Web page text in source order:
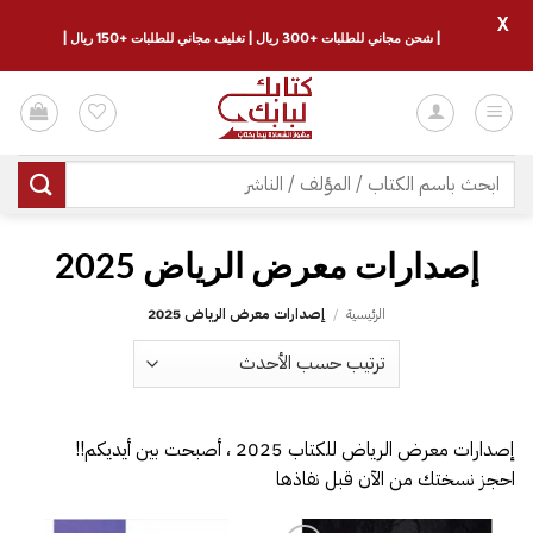
للمحتوى
البحث
عن:
إصدارات معرض الرياض 2025
الرئيسية / إصدارات معرض الرياض 2025
إصدارات معرض الرياض للكتاب 2025 ، أصبحت بين أيديكم!!
احجز نسختك من الآن قبل نفاذها
| شحن مجاني للطلبات +300 ريال | تغليف مجاني للطلبات +150 ريال |
X